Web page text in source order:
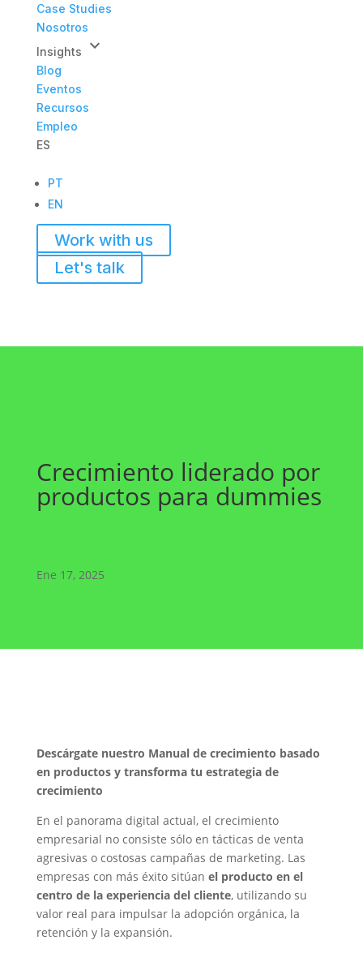
Case Studies
Nosotros
Insights
keyboard_arrow_down
Blog
Eventos
Recursos
Empleo
ES
PT
EN
Work with us
Let's talk
Crecimiento liderado por
productos para dummies
Ene 17, 2025
Descárgate nuestro Manual de crecimiento basado
en productos y transforma tu estrategia de
crecimiento
En el panorama digital actual, el crecimiento
empresarial no consiste sólo en tácticas de venta
agresivas o costosas campañas de marketing. Las
empresas con más éxito sitúan el producto en el
centro de la experiencia del cliente, utilizando su
valor real para impulsar la adopción orgánica, la
retención y la expansión.